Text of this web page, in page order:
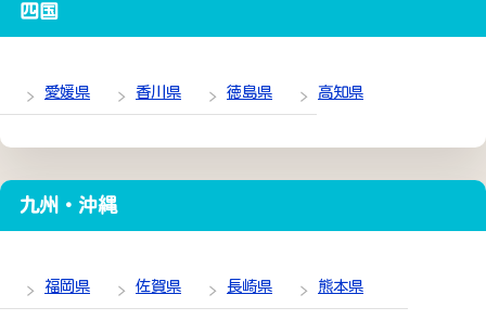
四国
愛媛県 香川県 徳島県 高知県
九州・沖縄
福岡県 佐賀県 長崎県 熊本県